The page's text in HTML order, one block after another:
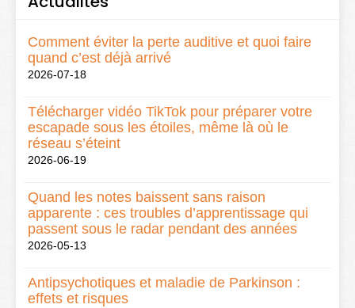
Comment éviter la perte auditive et quoi faire
quand c’est déjà arrivé
2026-07-18
Télécharger vidéo TikTok pour préparer votre
escapade sous les étoiles, même là où le
réseau s’éteint
2026-06-19
Quand les notes baissent sans raison
apparente : ces troubles d’apprentissage qui
passent sous le radar pendant des années
2026-05-13
Antipsychotiques et maladie de Parkinson :
effets et risques